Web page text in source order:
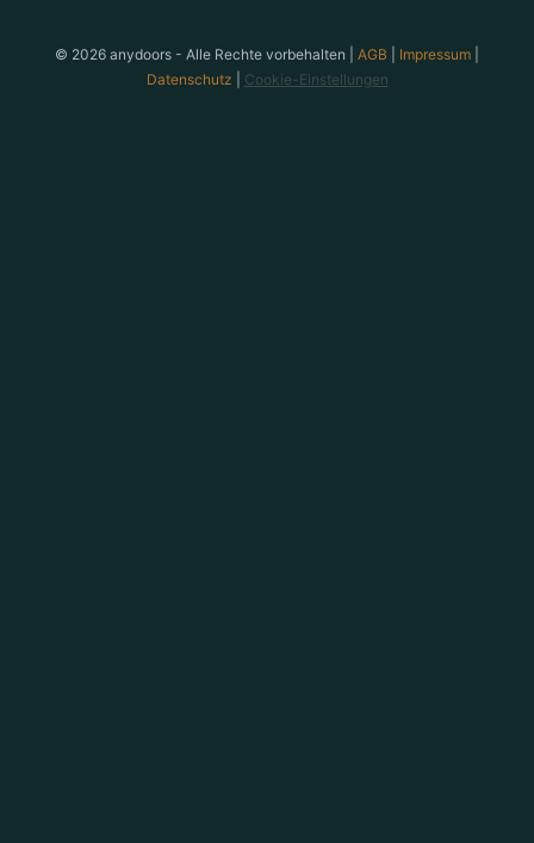
© 2026 anydoors - Alle Rechte vorbehalten | AGB Impressum
Datenschutz
Cookie-Einstellungen